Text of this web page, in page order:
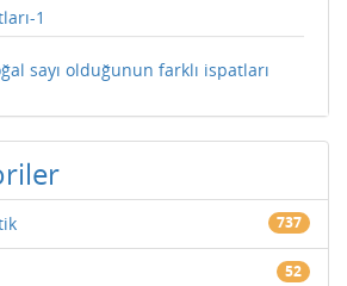
1
sayı olduğunun farklı ispatları
737
52